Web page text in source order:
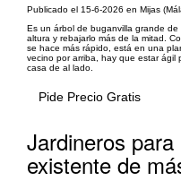
Publicado el 15-6-2026 en Mijas
Es un árbol de buganvilla grande
altura y rebajarlo más de la mitad.
se hace más rápido, está en una
vecino por arriba, hay que estar ágil
casa de al lado.
Pide Precio Gratis
Jardineros
existente de